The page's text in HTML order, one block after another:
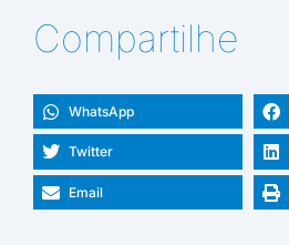
Compartilhe
WhatsApp
Twitter
Email